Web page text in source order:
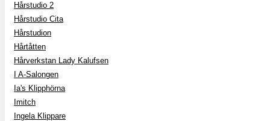
Hårstudio 2
Hårstudio Cita
Hårstudion
Hårtåtten
Hårverkstan Lady Kalufsen
I A-Salongen
Ia's Klipphörna
Imitch
Ingela Klippare